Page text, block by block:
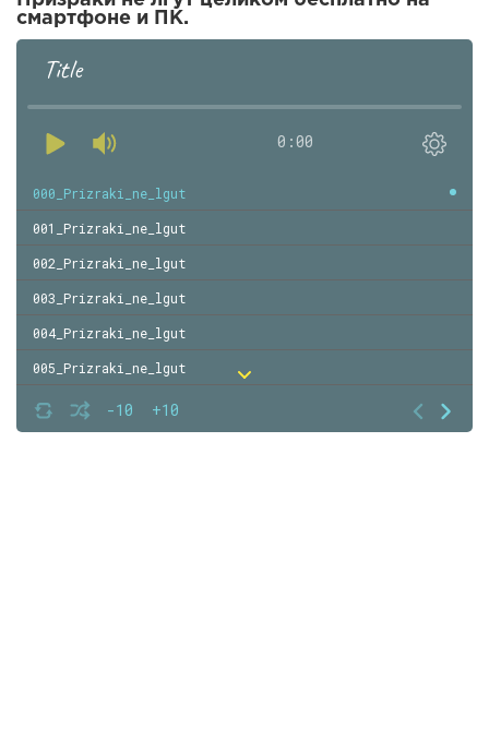
смартфоне и ПК.
Title
0:00
-10 +10
000_Prizraki_ne_lgut
001_Prizraki_ne_lgut
002_Prizraki_ne_lgut
003_Prizraki_ne_lgut
004_Prizraki_ne_lgut
005_Prizraki_ne_lgut
006_Prizraki_ne_lgut
007_Prizraki_ne_lgut